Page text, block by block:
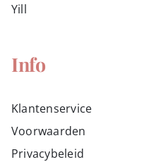
Yill
Info
Klantenservice
Voorwaarden
Privacybeleid